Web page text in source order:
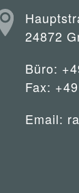
24872
Büro:
Fax:
Email: